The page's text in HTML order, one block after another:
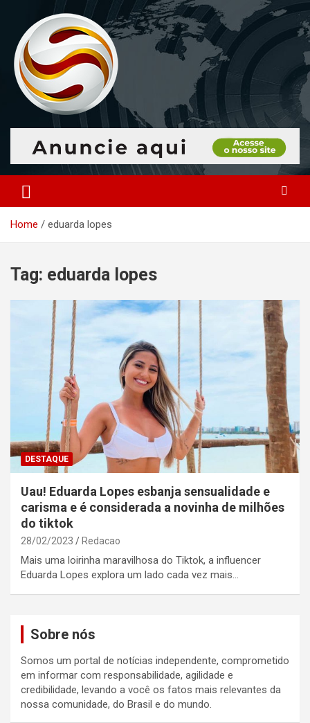
content
Portal Monitoramento
O portal que manitora a notícias para você!
Home eduarda lopes
Tag: eduarda lopes
DESTAQUE
Uau! Eduarda Lopes esbanja sensualidade e
carisma e é considerada a novinha de milhões
do tiktok
28/02/2023 Redacao
Mais uma loirinha maravilhosa do Tiktok, a influencer
Eduarda Lopes explora um lado cada vez mais…
Sobre nós
Somos um portal de notícias independente, comprometido
em informar com responsabilidade, agilidade e
credibilidade, levando a você os fatos mais relevantes da
nossa comunidade, do Brasil e do mundo.